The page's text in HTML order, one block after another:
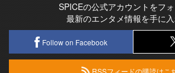
SPICEの公式アカウントをフ
最新のエンタメ情報を手に
Follow on Facebook
RSSフィードの購読はこ